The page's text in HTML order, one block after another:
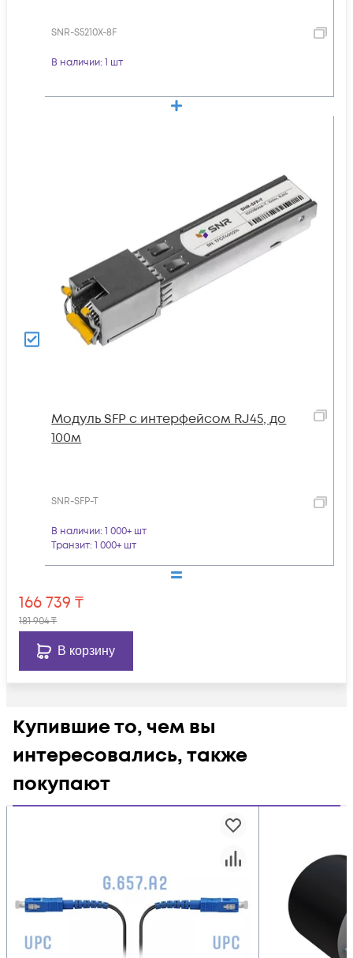
SNR-S5210X-8F
В наличии: 1 шт
Модуль SFP с интерфейсом RJ45, до
100м
SNR-SFP-T
В наличии: 1 000+ шт
Транзит: 1 000+ шт
166 739 ₸
181 904₸
В корзину
Купившие то, чем вы
интересовались, также
покупают